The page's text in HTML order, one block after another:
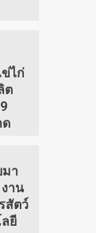
ไก่
ต
ด
มา
าน
สัตว์
ยี